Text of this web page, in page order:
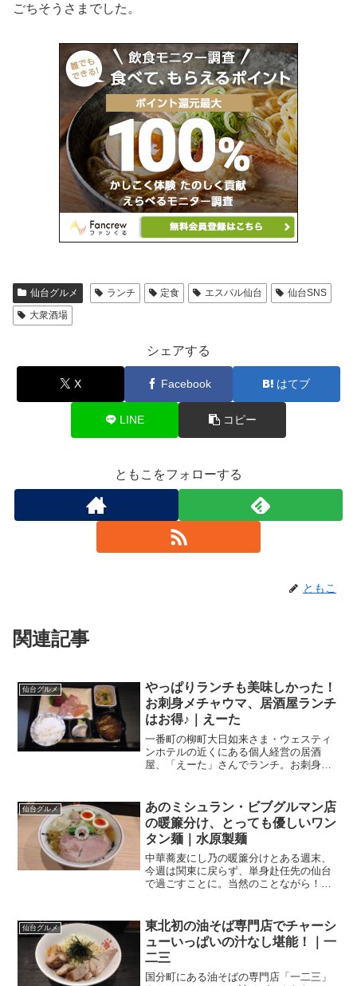
ごちそうさまでした。
仙台グルメ ランチ 定食 エスパル仙台
仙台SNS
大衆酒場
シェアする
X Facebook はてブ
LINE コピー
ともこをフォローする
ともこ
関連記事
仙台グルメ
やっぱりランチも美味しかった！
お刺身メチャウマ、居酒屋ランチ
はお得♪｜えーた
一番町の柳町大日如来さま・ウェスティ
ンホテルの近くにある個人経営の居酒
屋、「えーた」さんでランチ。お刺身が
番町の穴場居酒屋とある平日、今日はち
ょっと早めの時間に外勤が入...
仙台グルメ
あのミシュラン・ビブグルマン店
の暖簾分け、とっても優しいワン
タン麺｜水原製麺
中華蕎麦にし乃の暖簾分けとある週末、
今週は関東に戻らず、単身赴任先の仙台
で過ごすことに。当然のことながら！？
問。仙台地下鉄東西線の青葉通一番町駅
から南に歩いて、4～5...
仙台グルメ
東北初の油そば専門店でチャーシ
ューいっぱいの汁なし堪能！｜一
二三
国分町にある油そばの専門店「一二三」